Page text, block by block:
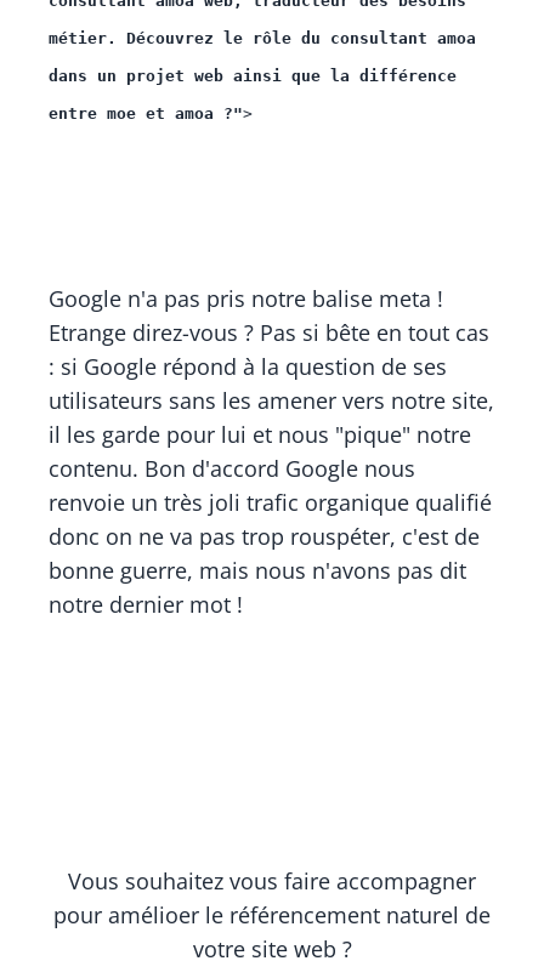
métier. Découvrez le rôle du consultant amoa
dans un projet web ainsi que la différence
entre moe et amoa ?">
Google n'a pas pris notre balise meta !
Etrange direz-vous ? Pas si bête en tout cas
: si Google répond à la question de ses
utilisateurs sans les amener vers notre site,
il les garde pour lui et nous "pique" notre
contenu. Bon d'accord Google nous
renvoie un très joli trafic organique qualifié
donc on ne va pas trop rouspéter, c'est de
bonne guerre, mais nous n'avons pas dit
notre dernier mot !
Vous souhaitez vous faire accompagner
pour amélioer le référencement naturel de
votre site web ?